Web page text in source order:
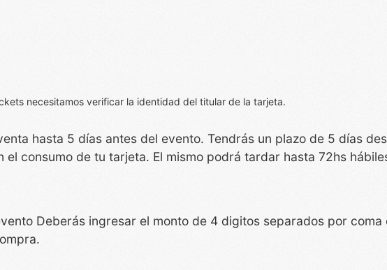
necesitamos verificar la identidad del titular de la tarjeta.
hasta 5 días antes del evento. Tendrás un plazo de 5 días
consumo de tu tarjeta. El mismo podrá tardar hasta 72hs
Deberás ingresar el monto de 4 digitos separados por